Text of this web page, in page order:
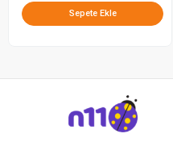
Sepete Ekle